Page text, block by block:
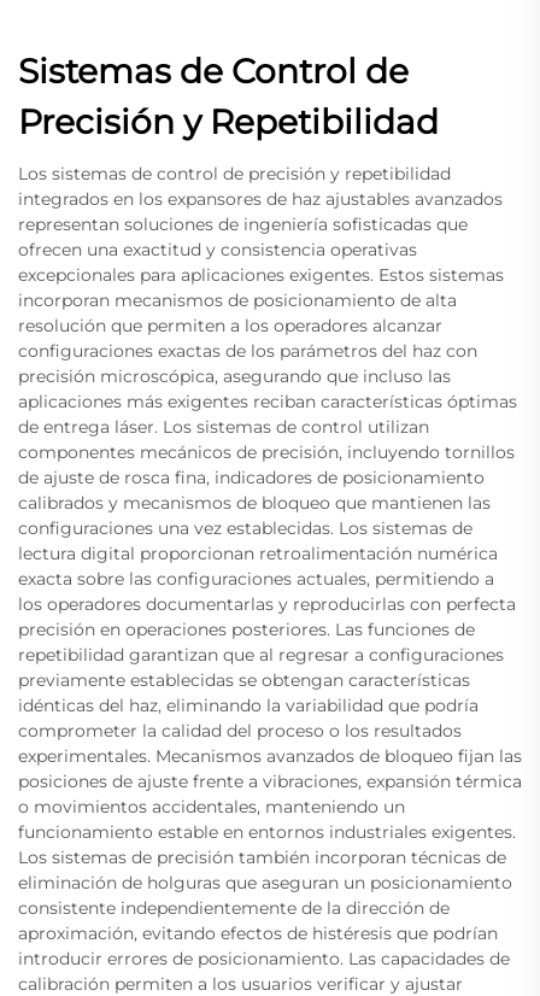
Sistemas de Control de
Precisión y Repetibilidad
Los sistemas de control de precisión y repetibilidad
integrados en los expansores de haz ajustables avanzados
representan soluciones de ingeniería sofisticadas que
ofrecen una exactitud y consistencia operativas
excepcionales para aplicaciones exigentes. Estos sistemas
incorporan mecanismos de posicionamiento de alta
resolución que permiten a los operadores alcanzar
configuraciones exactas de los parámetros del haz con
precisión microscópica, asegurando que incluso las
aplicaciones más exigentes reciban características óptimas
de entrega láser. Los sistemas de control utilizan
componentes mecánicos de precisión, incluyendo tornillos
de ajuste de rosca fina, indicadores de posicionamiento
calibrados y mecanismos de bloqueo que mantienen las
configuraciones una vez establecidas. Los sistemas de
lectura digital proporcionan retroalimentación numérica
exacta sobre las configuraciones actuales, permitiendo a
los operadores documentarlas y reproducirlas con perfecta
precisión en operaciones posteriores. Las funciones de
repetibilidad garantizan que al regresar a configuraciones
previamente establecidas se obtengan características
idénticas del haz, eliminando la variabilidad que podría
comprometer la calidad del proceso o los resultados
experimentales. Mecanismos avanzados de bloqueo fijan las
posiciones de ajuste frente a vibraciones, expansión térmica
o movimientos accidentales, manteniendo un
funcionamiento estable en entornos industriales exigentes.
Los sistemas de precisión también incorporan técnicas de
eliminación de holguras que aseguran un posicionamiento
consistente independientemente de la dirección de
aproximación, evitando efectos de histéresis que podrían
introducir errores de posicionamiento. Las capacidades de
calibración permiten a los usuarios verificar y ajustar